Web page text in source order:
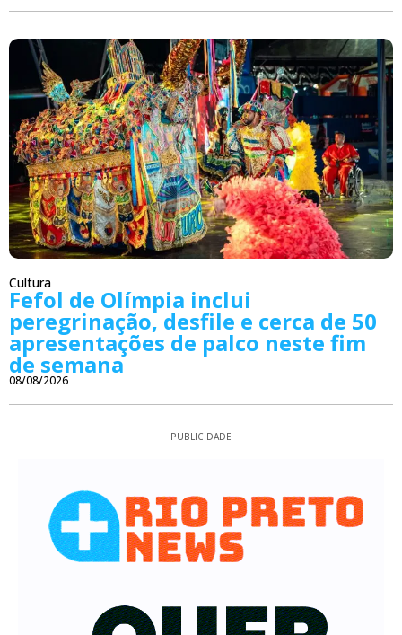
Cultura
Fefol de Olímpia inclui
peregrinação, desfile e cerca de 50
apresentações de palco neste fim
de semana
08/08/2026
PUBLICIDADE